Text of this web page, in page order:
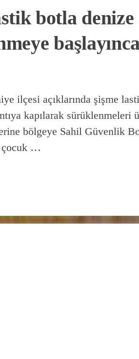
botla
ilçesi açıklarında şişme
kapılarak sürüklenmeleri
bölgeye Sahil Güvenlik
çocuk …